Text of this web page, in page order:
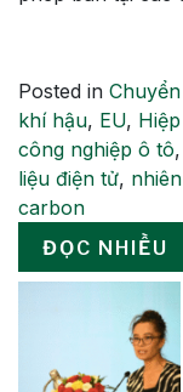
Posted in
khí hậu, EU,
công nghiệp ô tô,
liệu điện tử,
carbon
ĐỌC NHIỀU